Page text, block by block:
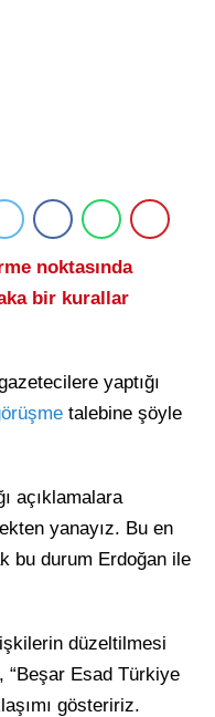
noktasında
bir kurallar
yaptığı
talebine şöyle
açıklamalara
yanayız. Bu en
bu durum Erdoğan ile
düzeltilmesi
“Beşar Esad Türkiye
gösteririz.